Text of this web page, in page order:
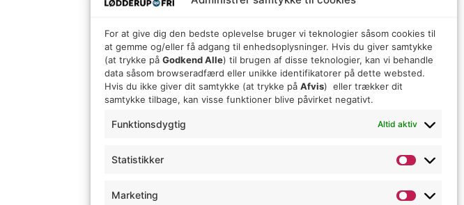
For at give dig den bedste oplevelse bruger vi teknologier såsom cookies til
at gemme og/eller få adgang til enhedsoplysninger. Hvis du giver samtykke
(at trykke på Godkend Alle) til brugen af ​​disse teknologier, kan vi behandle
data såsom browseradfærd eller unikke identifikatorer på dette websted.
Hvis du ikke giver dit samtykke (at trykke på Afvis) eller trækker dit
samtykke tilbage, kan visse funktioner blive påvirket negativt.
Funktionsdygtig Altid aktiv
Statistikker
Marketing